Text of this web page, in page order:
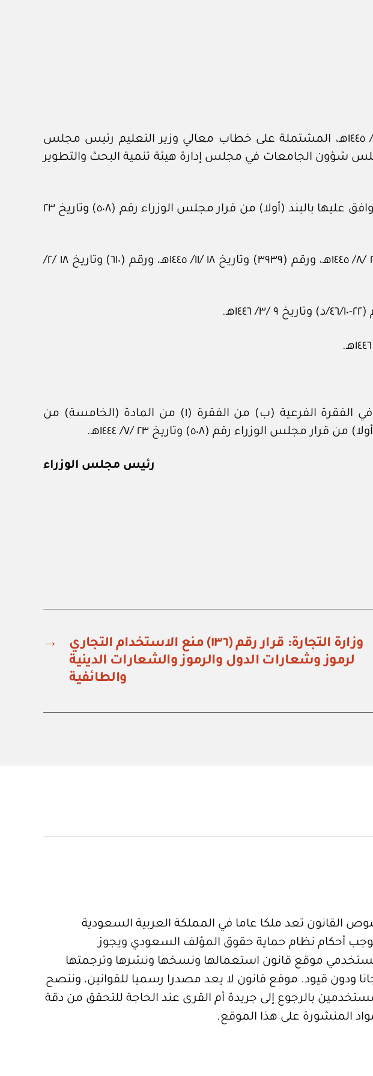
بعد الاطلاع على المعاملة الواردة من الديوان الملكي برقم ١٣٥٨٧ وتاريخ ٢٦ /٢/ ١٤٤٥هـ، المشتملة على خطاب معالي وزير التعليم رئيس مجلس
١٤٤٥هـ، في شأن إضافة ممثل لمجلس شؤون الجامعات في مجلس إدارة هيئة تنمية البحث والتطوير
وبعد الاطلاع على الترتيبات التنظيمية لهيئة تنمية البحث والتطوير والابتكار، الموافق عليها بالبند (أولا) من قرار مجلس الوزراء رقم (٥٠٨) وتاريخ ٢٣
وبعد الاطلاع على المذكرات رقم (١٧٤٧) وتاريخ ٢٠ /٥/ ١٤٤٥هـ، ورقم (٢٧٥٩) وتاريخ ٢ /٨/ ١٤٤٥هـ، ورقم (٣٩٣٩) وتاريخ ١٨ /١١/ ١٤٤٥هـ، ورقم (٦١٠) وتاريخ ١٨ /٢/
إحلال عبارة «مجلس شؤون الجامعات» محل عبارة «وزارة التعليم»، الواردة في الفقرة الفرعية (ب) من الفقرة (١) من المادة (الخامسة) من
الوزراء رقم (٥٠٨) وتاريخ ٢٣ /٧/ ١٤٤٤هـ.
رئيس مجلس الوزراء
→
وزارة التجارة: قرار رقم (١٣٦) منع الاستخدام التجاري
لرموز وشعارات الدول والرموز والشعارات الدينية
والطائفية
القانون تعد ملكا عاما في المملكة العربية السعودية
أحكام نظام حماية حقوق المؤلف السعودي ويجوز
موقع قانون استعمالها ونسخها ونشرها وترجمتها
ودون قيود. موقع قانون لا يعد مصدرا رسميا للقوانين، وننصح
بالرجوع إلى جريدة أم القرى عند الحاجة للتحقق من دقة
المنشورة على هذا الموقع.